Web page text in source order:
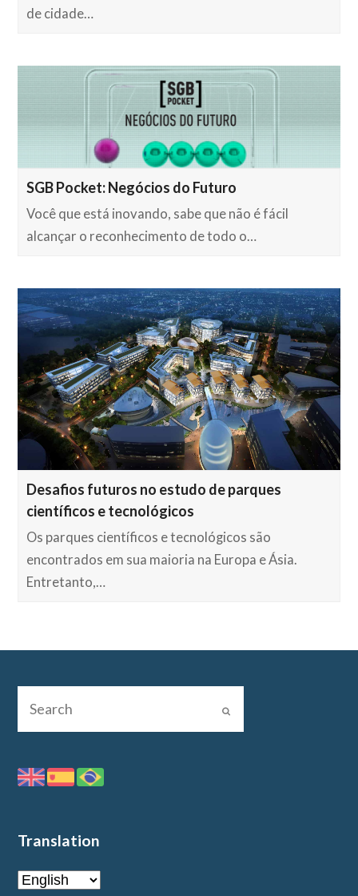
de cidade…
SGB Pocket: Negócios do Futuro
Você que está inovando, sabe que não é fácil
alcançar o reconhecimento de todo o…
Desafios futuros no estudo de parques
científicos e tecnológicos
Os parques científicos e tecnológicos são
encontrados em sua maioria na Europa e Ásia.
Entretanto,…
Translation